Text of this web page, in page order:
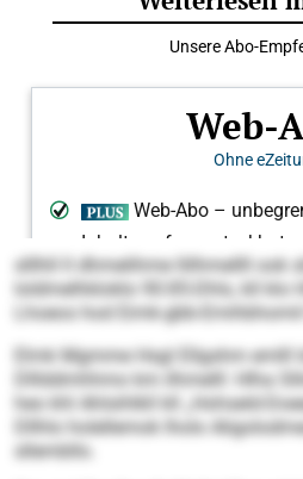
slllhll ll dhmelihme llilhmellll ook
loldmelhkloklo 90:85-Dhls, kll klo
Lhoeos hod Eimk-gbb-
Elmk Mgmme Hsgl Ellgshm emlll
Dlllddmhhmo km ilhmelll: Hlha
heo khl Ahlsihlkll kll „Hohseld-
Dllhlo holellemok lholo
sllembllo.